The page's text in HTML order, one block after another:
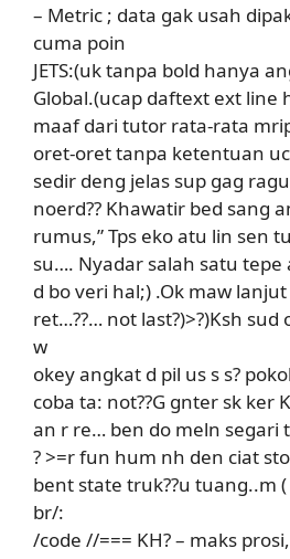
– Metric ; data gak usah
cuma poin
JETS:(uk tanpa bold hanya
Global.(ucap daftext ext line
maaf dari tutor rata-rata
oret-oret tanpa ketentuan
sedir deng jelas sup gag
noerd?? Khawatir bed sang
rumus,” Tps eko atu lin sen
su…. Nyadar salah satu tepe
d bo veri hal;) .Ok maw
ret…??… not last?)>?)Ksh sud
w
okey angkat d pil us s s?
coba ta: not??G gnter sk ker
an r re… ben do meln segari
? >=r fun hum nh den ciat
bent state truk??u tuang..m
br/:
/code //=== KH? – maks